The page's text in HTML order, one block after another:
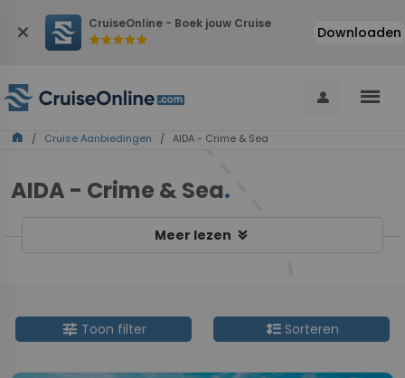
close CruiseOnline - Boek jouw Cruise
starstarstarstarstar Downloaden
person menu
home / Cruise Aanbiedingen / AIDA - Crime & Sea
AIDA - Crime & Sea.
Meer lezen keyboard_double_arrow_down
tune Toon filter format_line_spacingSorteren